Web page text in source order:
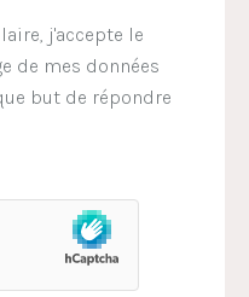
j'accepte le
de mes données
but de répondre